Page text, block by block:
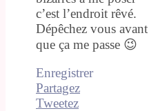
c’est l’endroit rêvé.
Dépêchez vous avant
que ça me passe 😉
Enregistrer
Partagez
Tweetez